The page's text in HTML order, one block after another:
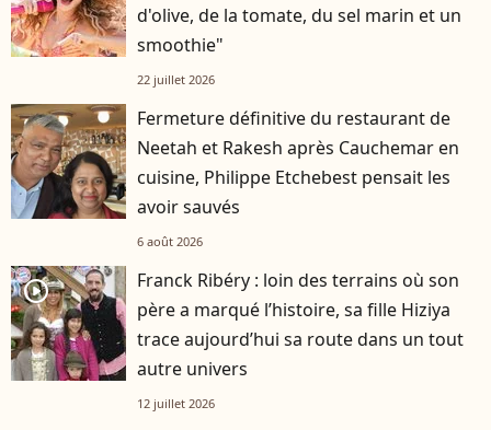
d'olive, de la tomate, du sel marin et un
smoothie"
22 juillet 2026
Fermeture définitive du restaurant de
Neetah et Rakesh après Cauchemar en
cuisine, Philippe Etchebest pensait les
avoir sauvés
6 août 2026
player2
Franck Ribéry : loin des terrains où son
père a marqué l’histoire, sa fille Hiziya
trace aujourd’hui sa route dans un tout
autre univers
12 juillet 2026